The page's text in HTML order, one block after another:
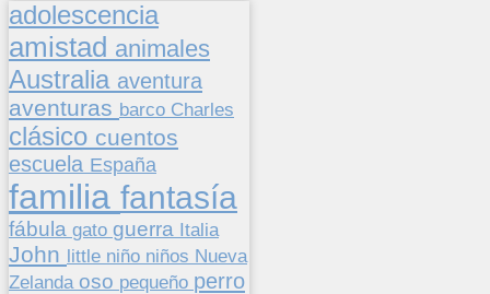
adolescencia
amistad animales
Australia aventura
aventuras barco Charles
clásico cuentos
escuela España
familia fantasía
fábula gato guerra Italia
John little niño niños Nueva
Zelanda oso pequeño perro